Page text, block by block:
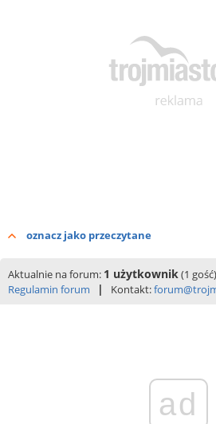
oznacz jako przeczytane
Aktualnie na forum: 1 użytkownik(1 gość)
Regulamin forum
| Kontakt:
ad